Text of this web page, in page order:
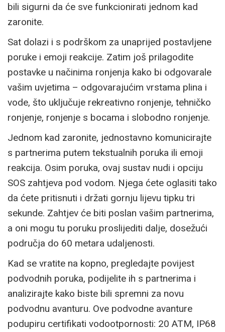
bili sigurni da će sve funkcionirati jednom kad
zaronite.
Sat dolazi i s podrškom za unaprijed postavljene
poruke i emoji reakcije. Zatim još prilagodite
postavke u načinima ronjenja kako bi odgovarale
vašim uvjetima – odgovarajućim vrstama plina i
vode, što uključuje rekreativno ronjenje, tehničko
ronjenje, ronjenje s bocama i slobodno ronjenje.
Jednom kad zaronite, jednostavno komunicirajte
s partnerima putem tekstualnih poruka ili emoji
reakcija. Osim poruka, ovaj sustav nudi i opciju
SOS zahtjeva pod vodom. Njega ćete oglasiti tako
da ćete pritisnuti i držati gornju lijevu tipku tri
sekunde. Zahtjev će biti poslan vašim partnerima,
a oni mogu tu poruku proslijediti dalje, dosežući
područja do 60 metara udaljenosti.
Kad se vratite na kopno, pregledajte povijest
podvodnih poruka, podijelite ih s partnerima i
analizirajte kako biste bili spremni za novu
podvodnu avanturu. Ove podvodne avanture
podupiru certifikati vodootpornosti: 20 ATM, IP68